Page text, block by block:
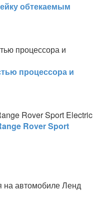
обтекаемым
процессора и
Rover Sport